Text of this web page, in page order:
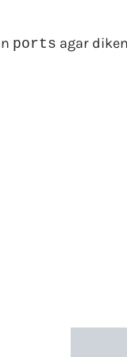
ports agar